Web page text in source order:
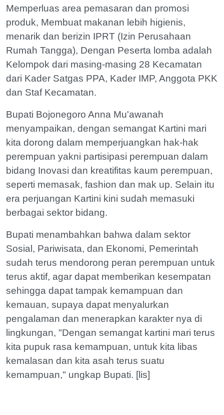
Memperluas area pemasaran dan promosi
produk, Membuat makanan lebih higienis,
menarik dan berizin IPRT (Izin Perusahaan
Rumah Tangga), Dengan Peserta lomba adalah
Kelompok dari masing-masing 28 Kecamatan
dari Kader Satgas PPA, Kader IMP, Anggota PKK
dan Staf Kecamatan.
Bupati Bojonegoro Anna Mu'awanah
menyampaikan, dengan semangat Kartini mari
kita dorong dalam memperjuangkan hak-hak
perempuan yakni partisipasi perempuan dalam
bidang Inovasi dan kreatifitas kaum perempuan,
seperti memasak, fashion dan mak up. Selain itu
era perjuangan Kartini kini sudah memasuki
berbagai sektor bidang.
Bupati menambahkan bahwa dalam sektor
Sosial, Pariwisata, dan Ekonomi, Pemerintah
sudah terus mendorong peran perempuan untuk
terus aktif, agar dapat memberikan kesempatan
sehingga dapat tampak kemampuan dan
kemauan, supaya dapat menyalurkan
pengalaman dan menerapkan karakter nya di
lingkungan, "Dengan semangat kartini mari terus
kita pupuk rasa kemampuan, untuk kita libas
kemalasan dan kita asah terus suatu
kemampuan," ungkap Bupati. [lis]